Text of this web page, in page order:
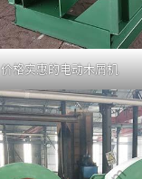
价格实惠的电动木屑机